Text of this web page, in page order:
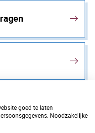
goed te laten
Noodzakelijke